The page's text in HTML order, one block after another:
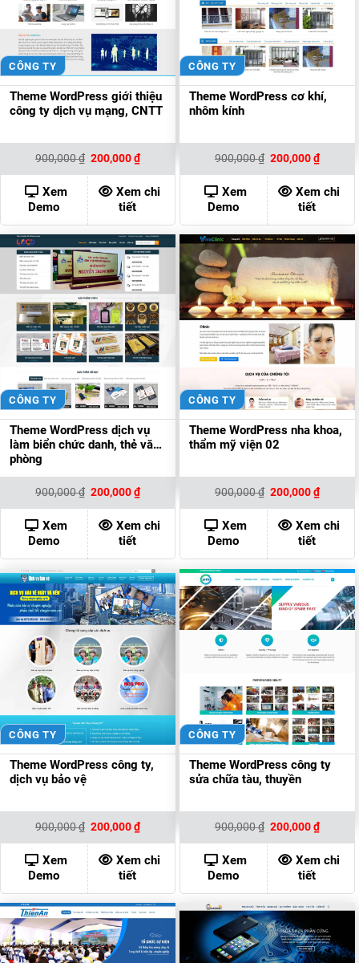
CÔNG TY
Theme WordPress giới thiệu
công ty dịch vụ mạng, CNTT
900,000₫ Giá
gốc
là:
900,000 ₫.
200,000₫Giá
hiện
tại
là:
200,000 ₫.
Xem
Demo
Xem chi
tiết
CÔNG TY
Theme WordPress cơ khí,
nhôm kính
900,000₫ Giá
gốc
là:
900,000 ₫.
200,000₫Giá
hiện
tại
là:
Xem
Demo
Xem chi
tiết
CÔNG TY
Theme WordPress dịch vụ
làm biển chức danh, thẻ văn
phòng
900,000₫ Giá
là:
900,000 ₫.
200,000₫Giá
hiện
tại
là:
200,000 ₫.
Xem
Demo
Xem chi
tiết
CÔNG TY
Theme WordPress nha khoa,
thẩm mỹ viện 02
900,000₫ Giá
là:
900,000 ₫.
200,000₫Giá
hiện
tại
là:
Xem
Demo
Xem chi
tiết
CÔNG TY
Theme WordPress công ty,
dịch vụ bảo vệ
900,000₫ Giá
là:
900,000 ₫.
200,000₫Giá
hiện
tại
là:
200,000 ₫.
Xem
Demo
Xem chi
tiết
CÔNG TY
Theme WordPress công ty
sửa chữa tàu, thuyền
900,000₫ Giá
là:
900,000 ₫.
200,000₫Giá
hiện
tại
là:
Xem
Demo
Xem chi
tiết